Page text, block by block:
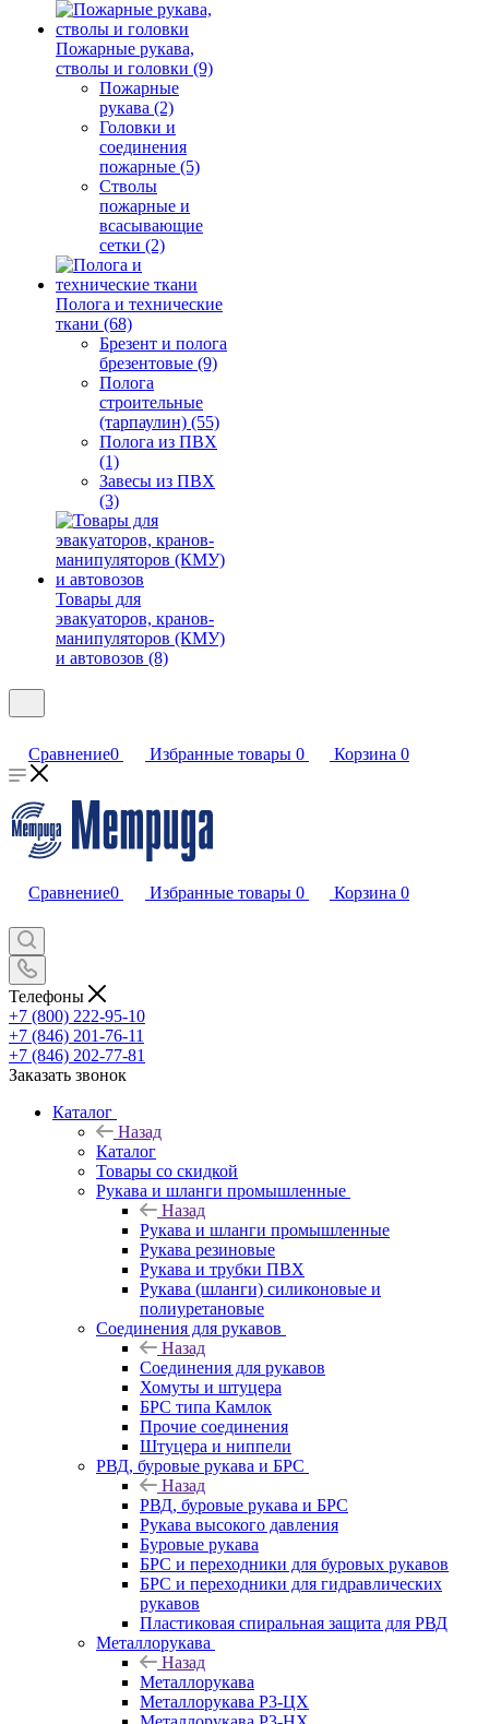
Пожарные рукава,
стволы и головки (9)
Пожарные
рукава (2)
Головки и
соединения
пожарные (5)
Стволы
пожарные и
всасывающие
сетки (2)
Полога и технические
ткани (68)
Брезент и полога
брезентовые (9)
Полога
строительные
(тарпаулин) (55)
Полога из ПВХ
(1)
Завесы из ПВХ
(3)
Товары для
эвакуаторов, кранов-
манипуляторов (КМУ)
и автовозов (8)
Сравнение0 Избранные товары 0 Корзина 0
Сравнение0 Избранные товары 0 Корзина 0
Телефоны
+7 (800) 222-95-10
+7 (846) 201-76-11
+7 (846) 202-77-81
Заказать звонок
Каталог
Назад
Каталог
Товары со скидкой
Рукава и шланги промышленные
Назад
Рукава и шланги промышленные
Рукава резиновые
Рукава и трубки ПВХ
Рукава (шланги) силиконовые и
полиуретановые
Соединения для рукавов
Назад
Соединения для рукавов
Хомуты и штуцера
БРС типа Камлок
Прочие соединения
Штуцера и ниппели
РВД, буровые рукава и БРС
Назад
РВД, буровые рукава и БРС
Рукава высокого давления
Буровые рукава
БРС и переходники для буровых рукавов
БРС и переходники для гидравлических
рукавов
Пластиковая спиральная защита для РВД
Металлорукава
Назад
Металлорукава
Металлорукава Р3-ЦХ